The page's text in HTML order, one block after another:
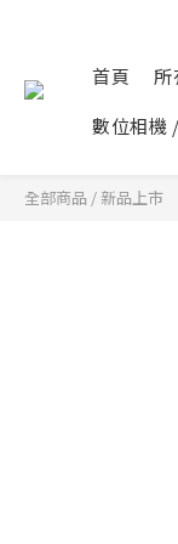
首頁 所
數位相機
全部商品 /新品上市